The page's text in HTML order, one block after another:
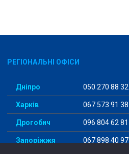
РЕГІОНАЛЬНІ ОФІСИ
Дніпро 050 270 88 32
Харків 067 573 91 38
Дрогобич 096 804 62 81
Запоріжжя 067 898 40 97